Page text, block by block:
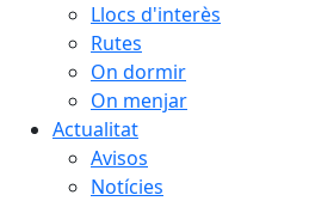
Llocs d'interès
Rutes
On dormir
On menjar
Actualitat
Avisos
Notícies